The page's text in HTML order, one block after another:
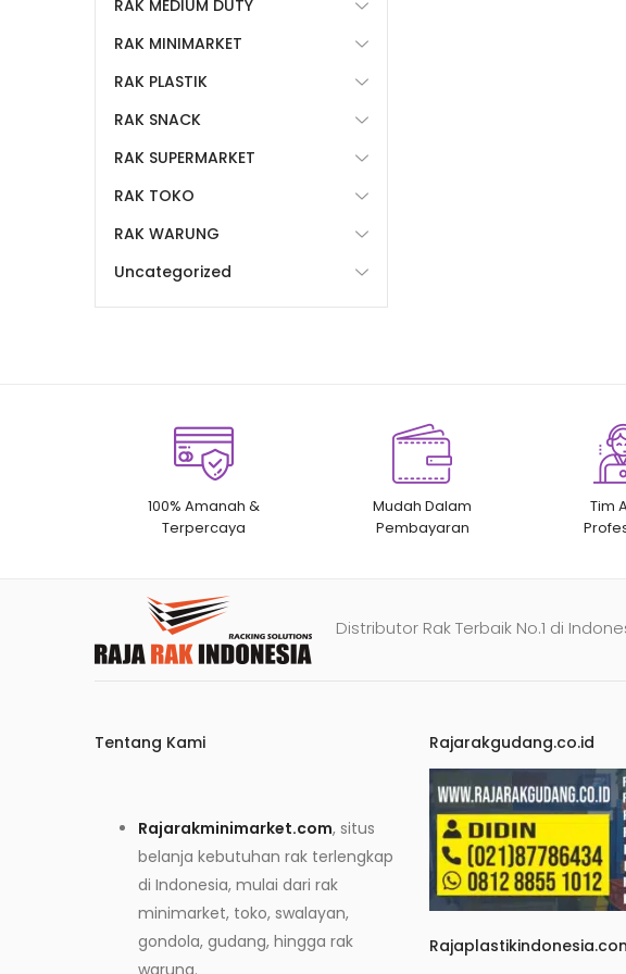
RAK MEDIUM DUTY
RAK MINIMARKET
RAK PLASTIK
RAK SNACK
RAK SUPERMARKET
RAK TOKO
RAK WARUNG
Uncategorized
100% Amanah &
Terpercaya
Mudah Dalam
Pembayaran
Tim
Distributor Rak Terbaik No.1 di
Tentang Kami
Rajarakminimarket.com, situs
belanja kebutuhan rak terlengkap
di Indonesia, mulai dari rak
minimarket, toko, swalayan,
gondola, gudang, hingga rak
warung.
Rajarakgudang.co.id